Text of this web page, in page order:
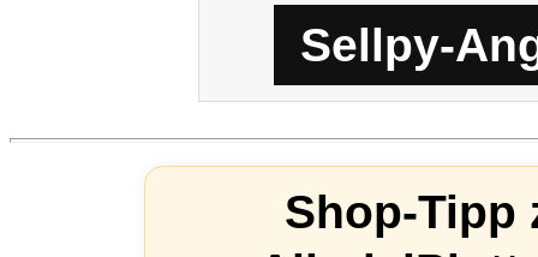
Sellpy-
Shop-Tipp